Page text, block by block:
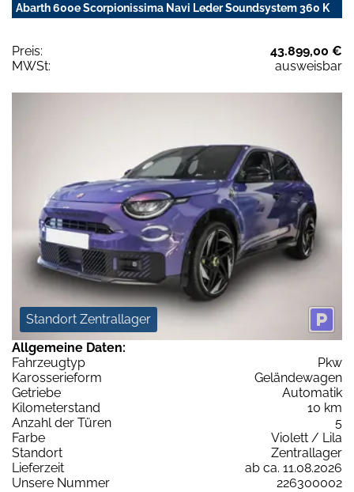
Abarth 600e Scorpionissima Navi Leder Soundsystem 360 K
Preis:
43.899,00 €
MWSt:
ausweisbar
Standort Zentrallager
Allgemeine Daten:
Fahrzeugtyp
Pkw
Karosserieform
Geländewagen
Getriebe
Automatik
Kilometerstand
10 km
Anzahl der Türen
5
Farbe
Violett / Lila
Standort
Zentrallager
Lieferzeit
ab ca. 11.08.2026
Unsere Nummer
226300002